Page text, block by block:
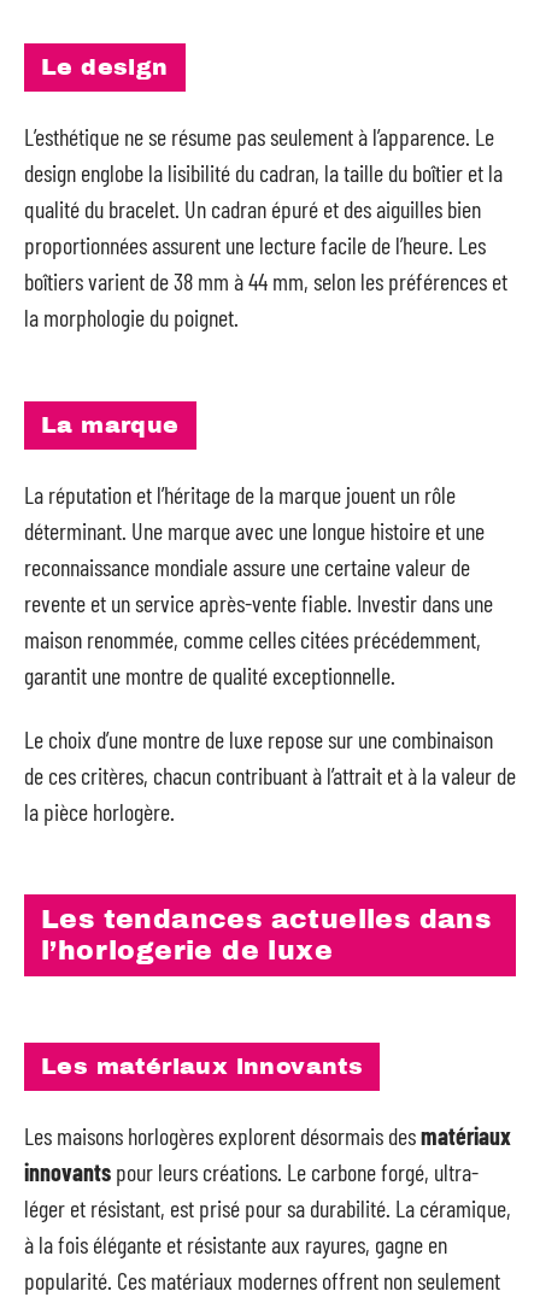
Le design
L’esthétique ne se résume pas seulement à l’apparence. Le
design englobe la lisibilité du cadran, la taille du boîtier et la
qualité du bracelet. Un cadran épuré et des aiguilles bien
proportionnées assurent une lecture facile de l’heure. Les
boîtiers varient de 38 mm à 44 mm, selon les préférences et
la morphologie du poignet.
La marque
La réputation et l’héritage de la marque jouent un rôle
déterminant. Une marque avec une longue histoire et une
reconnaissance mondiale assure une certaine valeur de
revente et un service après-vente fiable. Investir dans une
maison renommée, comme celles citées précédemment,
garantit une montre de qualité exceptionnelle.
Le choix d’une montre de luxe repose sur une combinaison
de ces critères, chacun contribuant à l’attrait et à la valeur de
la pièce horlogère.
Les tendances actuelles dans
l’horlogerie de luxe
Les matériaux innovants
Les maisons horlogères explorent désormais desmatériaux
innovants pour leurs créations. Le carbone forgé, ultra-
léger et résistant, est prisé pour sa durabilité. La céramique,
à la fois élégante et résistante aux rayures, gagne en
popularité. Ces matériaux modernes offrent non seulement